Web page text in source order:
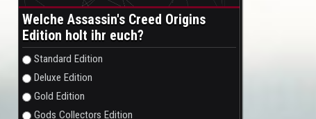
Welche Assassin's Creed Origins
Edition holt ihr euch?
Auswahlmöglichkeiten
Standard Edition
Deluxe Edition
Gold Edition
Gods Collectors Edition